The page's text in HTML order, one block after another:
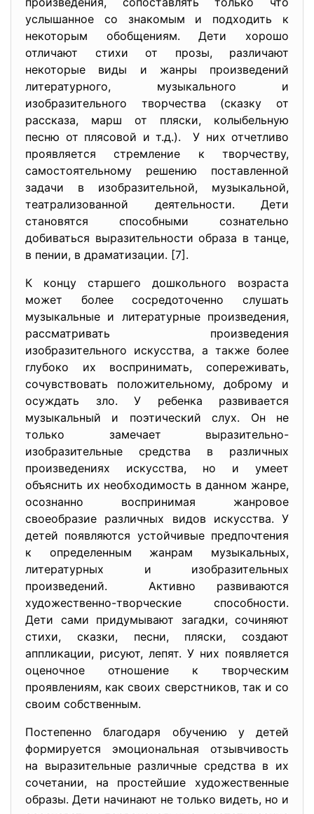
услышанное со знакомым и подходить к
некоторым обобщениям. Дети хорошо
отличают стихи от прозы, различают
некоторые виды и жанры произведений
литературного, музыкального и
изобразительного творчества (сказку от
рассказа, марш от пляски, колыбельную
песню от плясовой и т.д.). У них отчетливо
проявляется стремление к творчеству,
самостоятельному решению поставленной
задачи в изобразительной, музыкальной,
театрализованной деятельности. Дети
становятся способными сознательно
добиваться выразительности образа в танце,
в пении, в драматизации. [7].
К концу старшего дошкольного возраста
может более сосредоточенно слушать
музыкальные и литературные произведения,
рассматривать произведения
изобразительного искусства, а также более
глубоко их воспринимать, сопереживать,
сочувствовать положительному, доброму и
осуждать зло. У ребенка развивается
музыкальный и поэтический слух. Он не
только замечает выразительно-
изобразительные средства в различных
произведениях искусства, но и умеет
объяснить их необходимость в данном жанре,
осознанно воспринимая жанровое
своеобразие различных видов искусства. У
детей появляются устойчивые предпочтения
к определенным жанрам музыкальных,
литературных и изобразительных
произведений. Активно развиваются
художественно-творческие способности.
Дети сами придумывают загадки, сочиняют
стихи, сказки, песни, пляски, создают
аппликации, рисуют, лепят. У них появляется
оценочное отношение к творческим
проявлениям, как своих сверстников, так и со
своим собственным.
Постепенно благодаря обучению у детей
формируется эмоциональная отзывчивость
на выразительные различные средства в их
сочетании, на простейшие художественные
образы. Дети начинают не только видеть, но и